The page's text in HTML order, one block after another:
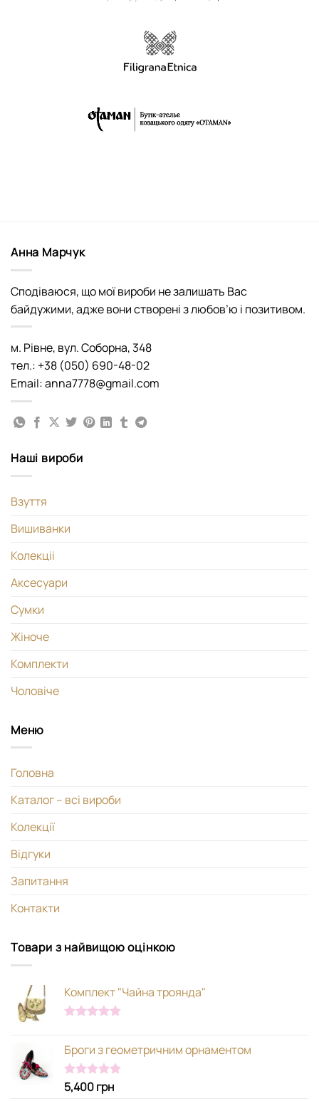
Анна Марчук
Сподіваюся, що мої вироби не залишать Вас
байдужими, адже вони створені з любов’ю і позитивом.
м. Рівне, вул. Соборна, 348
тел.: +38 (050) 690-48-02
Email: anna7778@gmail.com
Наші вироби
Взуття
Вишиванки
Колекціі
Аксесуари
Сумки
Жіноче
Комплекти
Чоловіче
Меню
Головна
Каталог – всі вироби
Колекції
Відгуки
Запитання
Контакти
Товари з найвищою оцінкою
Комплект "Чайна троянда"
Броги з геометричним орнаментом
Оцінено в
з 5
5,400грн